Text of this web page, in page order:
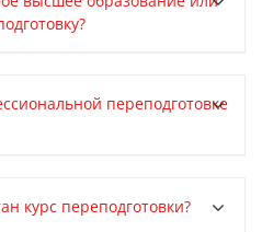
переподготовке
курс переподготовки?